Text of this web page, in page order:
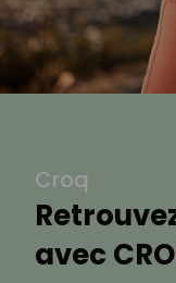
Croq
avec